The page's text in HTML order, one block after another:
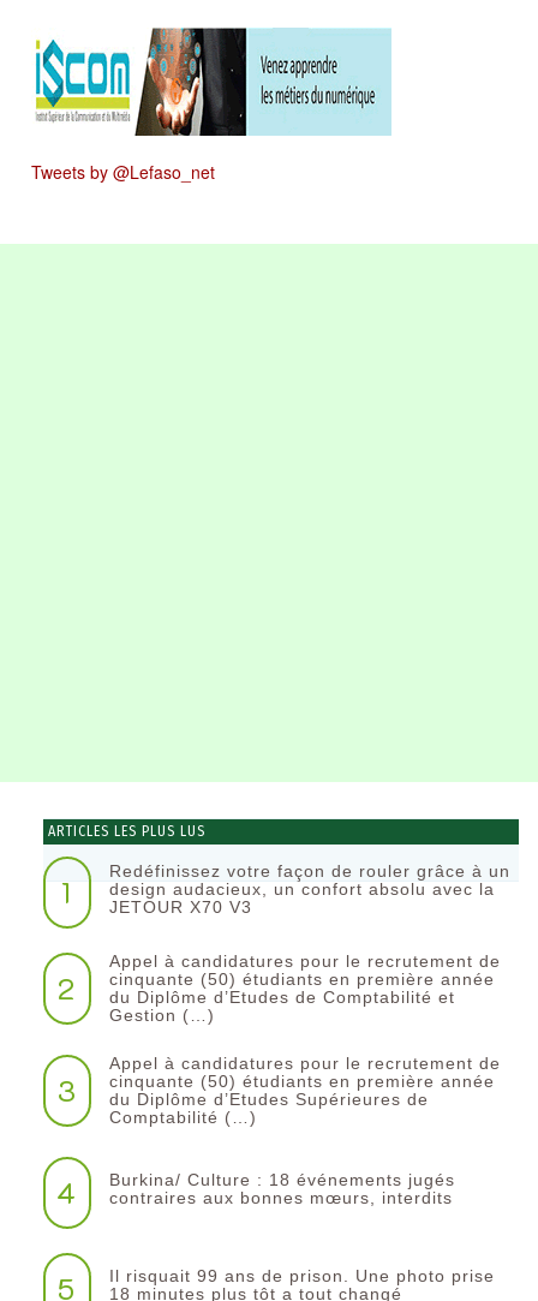
Tweets by @Lefaso_net
ARTICLES LES PLUS LUS
1
Redéfinissez votre façon de rouler grâce à un
design audacieux, un confort absolu avec la
JETOUR X70 V3
2
Appel à candidatures pour le recrutement de
cinquante (50) étudiants en première année
du Diplôme d’Etudes de Comptabilité et
Gestion (…)
3
Appel à candidatures pour le recrutement de
cinquante (50) étudiants en première année
du Diplôme d’Etudes Supérieures de
Comptabilité (…)
4
Burkina/ Culture : 18 événements jugés
contraires aux bonnes mœurs, interdits
5
Il risquait 99 ans de prison. Une photo prise
18 minutes plus tôt a tout changé